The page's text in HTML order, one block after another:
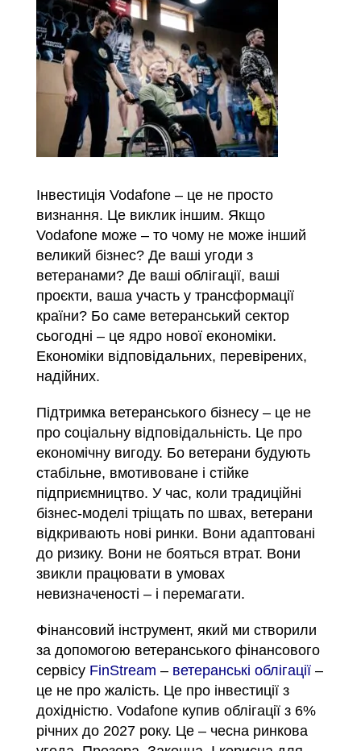
Інвестиція Vodafone – це не просто
визнання. Це виклик іншим. Якщо
Vodafone може – то чому не може інший
великий бізнес? Де ваші угоди з
ветеранами? Де ваші облігації, ваші
проєкти, ваша участь у трансформації
країни? Бо саме ветеранський сектор
сьогодні – це ядро нової економіки.
Економіки відповідальних, перевірених,
надійних.
Підтримка ветеранського бізнесу – це не
про соціальну відповідальність. Це про
економічну вигоду. Бо ветерани будують
стабільне, вмотивоване і стійке
підприємництво. У час, коли традиційні
бізнес-моделі тріщать по швах, ветерани
відкривають нові ринки. Вони адаптовані
до ризику. Вони не бояться втрат. Вони
звикли працювати в умовах
невизначеності – і перемагати.
Фінансовий інструмент, який ми створили
за допомогою ветеранського фінансового
сервісу FinStream – ветеранські облігації –
це не про жалість. Це про інвестиції з
дохідністю. Vodafone купив облігації з 6%
річних до 2027 року. Це – чесна ринкова